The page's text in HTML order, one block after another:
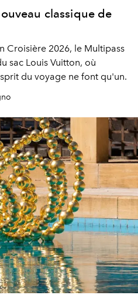
classique de
Croisière 2026, le Multipass
sac Louis Vuitton, où
du voyage ne font qu'un.